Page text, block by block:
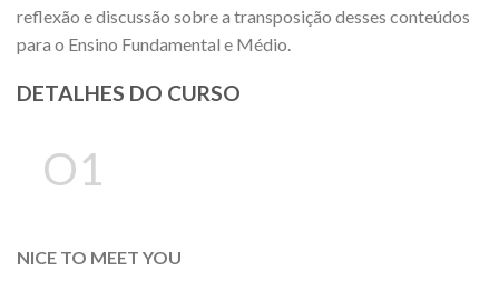
reflexão e discussão sobre a transposição desses conteúdos
para o Ensino Fundamental e Médio.
DETALHES DO CURSO
O1
NICE TO MEET YOU